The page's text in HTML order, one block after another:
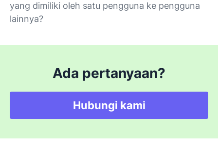
yang dimiliki oleh satu pengguna ke pengguna
lainnya?
Ada pertanyaan?
Hubungi kami